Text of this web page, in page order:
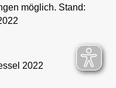
möglich. Stand:
2022